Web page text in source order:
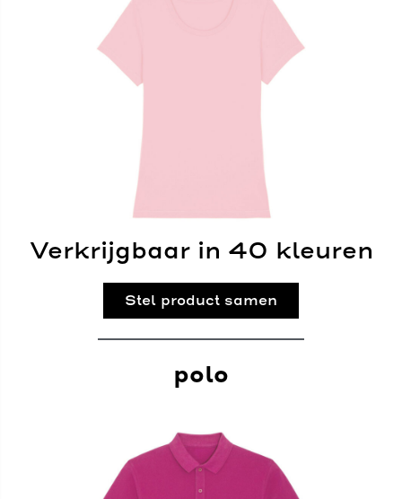
Verkrijgbaar in 40 kleuren
Stel product samen
polo